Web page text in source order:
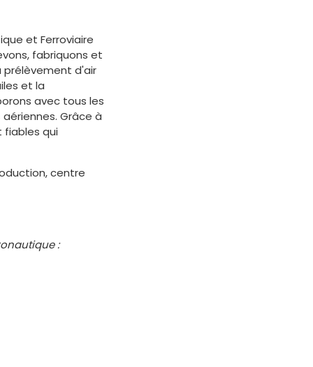
et Ferroviaire
fabriquons et
prélèvement d'air
et la
avec tous les
Grâce à
fiables qui
centre
: